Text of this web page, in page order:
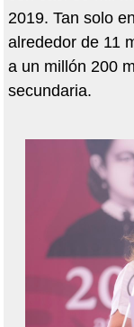
2019. Tan solo
alrededor de 11
a un millón 200
secundaria.